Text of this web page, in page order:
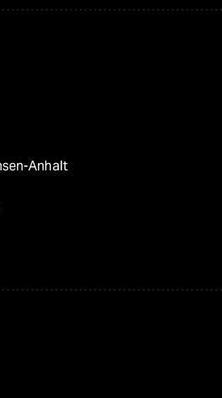
Anhalt